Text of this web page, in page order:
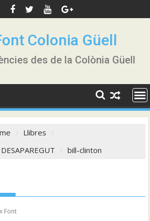
Colonia Güell
des de la Colònia Güell
Llibres
bill-clinton
Font